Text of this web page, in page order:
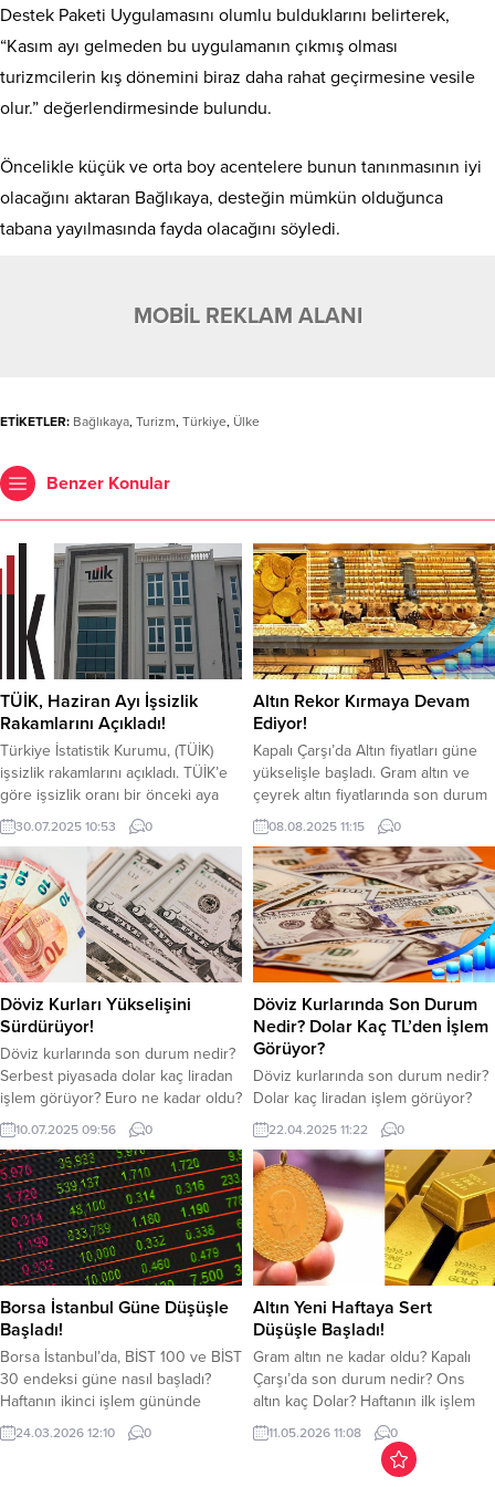
Destek Paketi Uygulamasını olumlu bulduklarını belirterek,
“Kasım ayı gelmeden bu uygulamanın çıkmış olması
turizmcilerin kış dönemini biraz daha rahat geçirmesine vesile
olur.” değerlendirmesinde bulundu.
Öncelikle küçük ve orta boy acentelere bunun tanınmasının iyi
olacağını aktaran Bağlıkaya, desteğin mümkün olduğunca
tabana yayılmasında fayda olacağını söyledi.
MOBİL REKLAM ALANI
ETİKETLER: Bağlıkaya, Turizm, Türkiye, Ülke
Benzer Konular
TÜİK, Haziran Ayı İşsizlik
Rakamlarını Açıkladı!
Türkiye İstatistik Kurumu, (TÜİK)
işsizlik rakamlarını açıkladı. TÜİK’e
göre işsizlik oranı bir önceki aya
göre 0,2 puan artarak yüzde 8.6
seviyesine yükseldi. TÜİK’e göre
işsiz sayısı 52 bin kişi artarak 3
Milyon 47 bin kişiye ulaştı.
Erkeklerde istihdam oranı yüzde 7.1
iken kadınlarda ise bu oran yüzde
11.4 oldu
30.07.2025 10:53 0
Altın Rekor Kırmaya Devam
Ediyor!
Kapalı Çarşı’da Altın fiyatları güne
yükselişle başladı. Gram altın ve
çeyrek altın fiyatlarında son durum
ne oldu? Ons altın kaç dolardan
işlem görüyor? Altında yeni güne
yükselişle başladı. Amerika Birleşik
Devletleri (ABD) Başkanı Donald
Trump’ın altına gümrük vergisi
kararının ardından altın yükselişini
sürdürmeye devam ediyor. Güncel
Altın Fiyatları Gram altın:...
08.08.2025 11:15 0
Döviz Kurları Yükselişini
Sürdürüyor!
Döviz kurlarında son durum nedir?
Serbest piyasada dolar kaç liradan
işlem görüyor? Euro ne kadar oldu?
Döviz kurları yükselişini
sürdürüyor. Türk Lirası döviz kurları
karşısında düşmeye devam ediyor.
ABD Başkanı Donald Trump’ın yeni
ek gümrük vergilerini açıklamasıyla
birlikte döviz kurları yükselişini
sürdürüyor. Uluslararası
piyasalardaki belirsizliklerin
artmasıyla iç piyasalarda döviz
kurlarının...
10.07.2025 09:56 0
Döviz Kurlarında Son Durum
Nedir? Dolar Kaç TL’den İşlem
Görüyor?
Döviz kurlarında son durum nedir?
Dolar kaç liradan işlem görüyor?
Euro ne kadar oldu? Döviz kurları,
uluslararası gelişmelerin etkisiyle
yükselişini sürdürüyor. Dün dolar
günü 38.17 TL’den kapattı. Yeni
güne 38.16 TL’den işlem görmeye
başlayan dolar, saat 11.22 itibariyle
38.26 TL’den işlem görüyor. Euro
dün günü 43.94 TL’den kapattı.
Bugün güne...
22.04.2025 11:22 0
Borsa İstanbul Güne Düşüşle
Başladı!
Borsa İstanbul’da, BİST 100 ve BİST
30 endeksi güne nasıl başladı?
Haftanın ikinci işlem gününde
Borsa İstanbul BİST 100 endeksi,
güne düşüşle başladı. BİST 100
24.03.2026 12:10 0
Altın Yeni Haftaya Sert
Düşüşle Başladı!
Gram altın ne kadar oldu? Kapalı
Çarşı’da son durum nedir? Ons
altın kaç Dolar? Haftanın ilk işlem
gününde gözde yatırım
araçlarından altında hareketlilik
devam ediyor. Altın fiyatları güne
11.05.2026 11:08 0